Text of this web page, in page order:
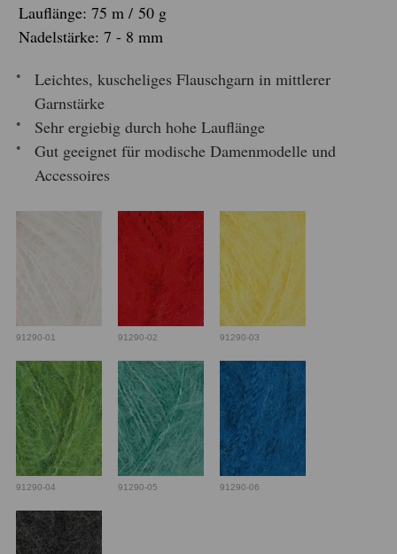
Lauflänge: 75 m / 50 g
Nadelstärke: 7 - 8 mm
Leichtes, kuscheliges Flauschgarn in mittlerer
Garnstärke
Sehr ergiebig durch hohe Lauflänge
Gut geeignet für modische Damenmodelle und
Accessoires
91290-01 91290-02 91290-03
91290-04 91290-05 91290-06